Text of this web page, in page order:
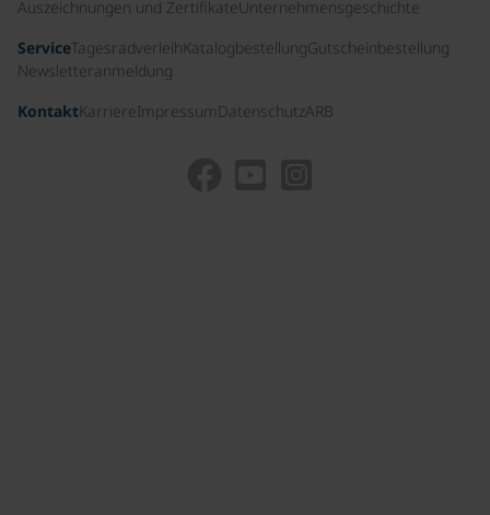
Auszeichnungen und ZertifikateUnternehmensgeschichte
ServiceTagesradverleihKatalogbestellungGutscheinbestellung
Newsletteranmeldung
KontaktKarriereImpressum DatenschutzARB